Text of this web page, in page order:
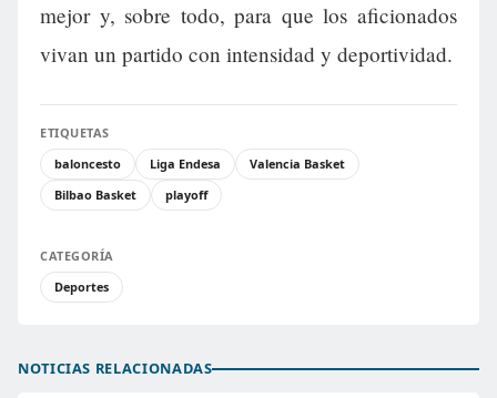
mejor y, sobre todo, para que los aficionados
vivan un partido con intensidad y deportividad.
ETIQUETAS
baloncesto
Liga Endesa
Valencia Basket
Bilbao Basket
playoff
CATEGORÍA
Deportes
NOTICIAS RELACIONADAS